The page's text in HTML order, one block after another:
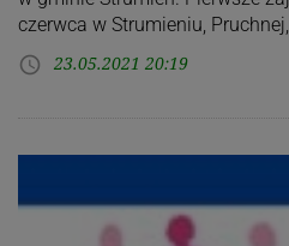
czerwca w Strumieniu,
access_time 23.05.2021 20:19